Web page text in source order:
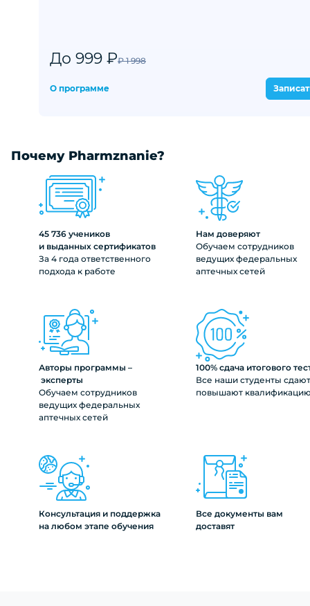
До 999 ₽₽ 1 998
О программе
Почему Pharmznanie?
45 736 учеников
и выданных сертификатов
За 4 года ответственного
подхода к работе
Нам доверяют
Обучаем сотрудников
ведущих федеральных
аптечных сетей
Авторы программы –
эксперты
Обучаем сотрудников
ведущих федеральных
аптечных сетей
100% сдача итогового
Все наши студенты
повышают
Консультация и поддержка
на любом этапе обучения
Все документы вам
доставят